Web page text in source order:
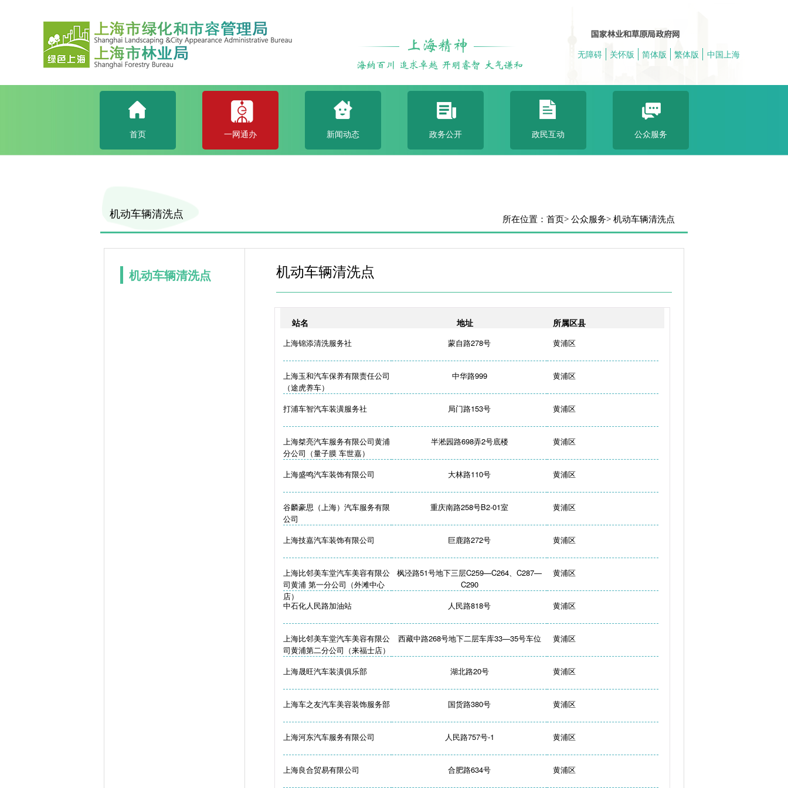
无障碍 关怀版 简体版 繁体版 中国上海
首页 一网通办 新闻动态 政务公开 政民互动 公众服务
机动车辆清洗点 所在位置： 首页> 公众服务> 机动车辆清洗点
机动车辆清洗点 机动车辆清洗点
站名 地址 所属区县
上海锦添清洗服务社 蒙自路278号 黄浦区
上海玉和汽车保养有限责任公司
（途虎养车）
中华路999 黄浦区
打浦车智汽车装潢服务社 局门路153号 黄浦区
上海桀亮汽车服务有限公司黄浦
分公司（量子膜 车世嘉）
半淞园路698弄2号底楼 黄浦区
上海盛鸣汽车装饰有限公司 大林路110号 黄浦区
谷麟豪思（上海）汽车服务有限
公司
重庆南路258号B2-01室 黄浦区
上海技嘉汽车装饰有限公司 巨鹿路272号 黄浦区
上海比邻美车堂汽车美容有限公
司黄浦 第一分公司（外滩中心
店）
枫泾路51号地下三层C259—C264、C287—
C290
黄浦区
中石化人民路加油站 人民路818号 黄浦区
上海比邻美车堂汽车美容有限公
司黄浦第二分公司（来福士店）
西藏中路268号地下二层车库33—35号车位 黄浦区
上海晟旺汽车装潢俱乐部 湖北路20号 黄浦区
上海车之友汽车美容装饰服务部 国货路380号 黄浦区
上海河东汽车服务有限公司 人民路757号-1 黄浦区
上海良合贸易有限公司 合肥路634号 黄浦区